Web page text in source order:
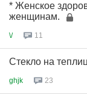
* Женское
женщинам.
\/ 11
Стекло на
ghjk 23